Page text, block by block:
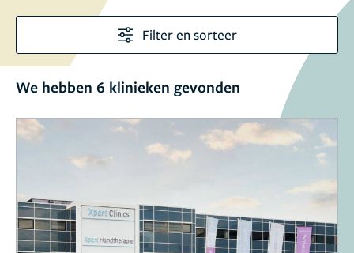
Filter en sorteer
We hebben 6 klinieken gevonden